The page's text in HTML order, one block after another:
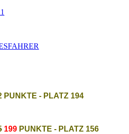
PUNKTE - PLATZ 194
199 PUNKTE - PLATZ 156